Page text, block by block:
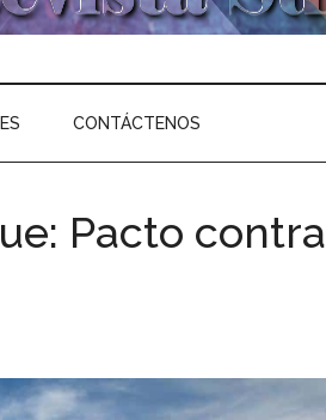
CONTÁCTENOS
Pacto contra